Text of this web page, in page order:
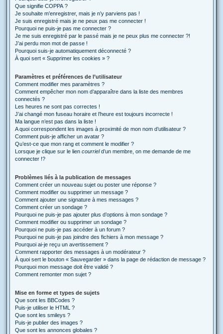
Que signifie COPPA ?
Je souhaite m’enregistrer, mais je n’y parviens pas !
Je suis enregistré mais je ne peux pas me connecter !
Pourquoi ne puis-je pas me connecter ?
Je me suis enregistré par le passé mais je ne peux plus me connecter ?!
J’ai perdu mon mot de passe !
Pourquoi suis-je automatiquement déconnecté ?
À quoi sert « Supprimer les cookies » ?
Paramètres et préférences de l’utilisateur
Comment modifier mes paramètres ?
Comment empêcher mon nom d’apparaître dans la liste des membres
connectés ?
Les heures ne sont pas correctes !
J’ai changé mon fuseau horaire et l’heure est toujours incorrecte !
Ma langue n’est pas dans la liste !
A quoi correspondent les images à proximité de mon nom d’utilisateur ?
Comment puis-je afficher un avatar ?
Qu’est-ce que mon rang et comment le modifier ?
Lorsque je clique sur le lien courrield’un membre, on me demande de me
connecter !?
Problèmes liés à la publication de messages
Comment créer un nouveau sujet ou poster une réponse ?
Comment modifier ou supprimer un message ?
Comment ajouter une signature à mes messages ?
Comment créer un sondage ?
Pourquoi ne puis-je pas ajouter plus d’options à mon sondage ?
Comment modifier ou supprimer un sondage ?
Pourquoi ne puis-je pas accéder à un forum ?
Pourquoi ne puis-je pas joindre des fichiers à mon message ?
Pourquoi ai-je reçu un avertissement ?
Comment rapporter des messages à un modérateur ?
À quoi sert le bouton « Sauvegarder » dans la page de rédaction de message ?
Pourquoi mon message doit être validé ?
Comment remonter mon sujet ?
Mise en forme et types de sujets
Que sont les BBCodes ?
Puis-je utiliser le HTML ?
Que sont les smileys ?
Puis-je publier des images ?
Que sont les annonces globales ?